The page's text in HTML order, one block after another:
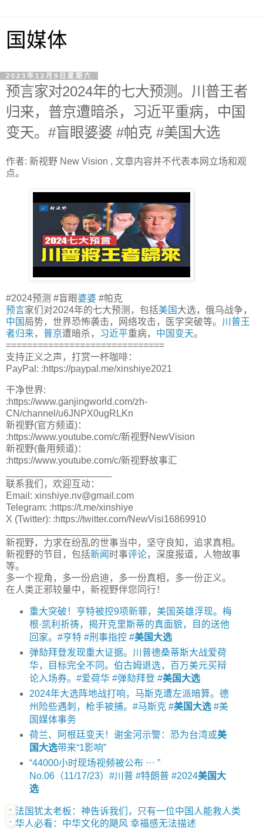
国媒体
2023年12月9日星期六
预言家对2024年的七大预测。川普王者
归来，普京遭暗杀，习近平重病，中国
变天。#盲眼婆婆 #帕克 #美国大选
作者: 新视野 New Vision , 文章内容并不代表本网立场和观
点。
#2024预测 #盲眼婆婆 #帕克
预言家们对2024年的七大预测，包括美国 大选，俄乌战争，
中国 局势，世界恐怖袭击，网络攻击，医学突破等。 川普王
者归来， 普京遭暗杀， 习近平重病， 中国变天。
==============================
支持正义之声，打赏一杯咖啡：
PayPal: :https://paypal.me/xinshiye2021
干净世界:
:https://www.ganjingworld.com/zh-
CN/channel/u6JNPX0ugRLKn
新视野(官方频道)：
:https://www.youtube.com/c/新视野NewVision
新视野(备用频道)：
:https://www.youtube.com/c/新视野故事汇
联系我们，欢迎互动：
Email: xinshiye.nv@gmail.com
Telegram: :https://t.me/xinshiye
X (Twitter): :https://twitter.com/NewVisi16869910
新视野，力求在纷乱的世事当中，坚守良知，追求真相。
新视野的节目，包括新闻 时事评论，深度报道，人物故事
等。
多一个视角，多一份启迪，多一份真相，多一份正义。
在人类正邪较量中，新视野伴您同行！
重大突破！亨特被控9项新罪，美国英雄浮现。梅
根·凯利祈祷，揭开克里斯蒂的真面貌，目的送他
回家。#亨特 #刑事指控 #美国大选
弹劾拜登发现重大证据。川普德桑蒂斯大战爱荷
华，目标完全不同。伯古姆退选，百万美元买辩
论入场券。#爱荷华 #弹劾拜登 #美国大选
2024年大选阵地战打响，马斯克遭左派暗算。德
州险些遇刺，枪手被捕。#马斯克 #美国大选#美
国媒体事务
荷兰、阿根廷变天！谢金河示警：恐为台湾或美
国大选带来“1影响”
“44000小时现场视频被公布 ⋯ ”
No.06（11/17/23）#川普 #特朗普 #2024美国大
选
法国犹太老板：神告诉我们，只有一位中国人能救人类
华人必看：中华文化的飓风 幸福感无法描述